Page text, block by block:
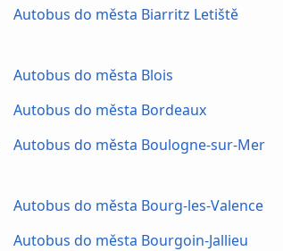
Autobus do města Biarritz Letiště
Autobus do města Blois
Autobus do města Bordeaux
Autobus do města Boulogne-sur-Mer
Autobus do města Bourg-les-Valence
Autobus do města Bourgoin-Jallieu